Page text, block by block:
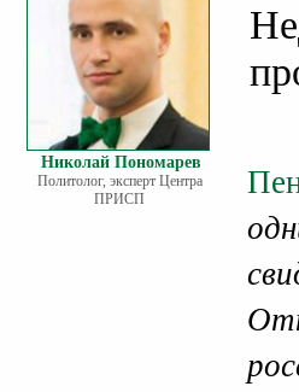
Николай Пономарев
Политолог, эксперт Центра
ПРИСП